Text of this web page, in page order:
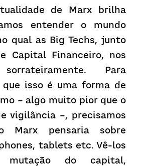
de Marx brilha
entender o mundo
qual as Big Techs, junto
Capital Financeiro, nos
Para
isso é uma forma de
– algo muito pior que o
vigilância –, precisamos
Marx pensaria sobre
tablets etc. Vê-los
mutação do capital,